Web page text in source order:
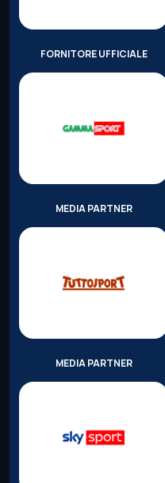
FORNITORE UFFICIALE
MEDIA PARTNER
MEDIA PARTNER